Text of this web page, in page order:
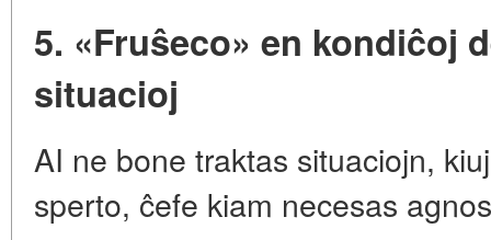
5. «Fruŝeco» en kondiĉoj
situacioj
AI ne bone traktas situaciojn,
sperto, ĉefe kiam necesas